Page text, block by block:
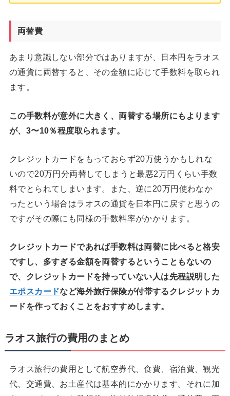
両替費
あまり意識しない部分ではありますが、日本円をラオス
の通貨に両替すると、その金額に応じて手数料を取られ
ます。
この手数料が意外に大きく、両替する場所にもよります
が、3〜10％程度取られます。
クレジットカードをもっておらず20万使うかもしれな
いので20万円分両替してしまうと最悪2万円くらい手数
料でとられてしまいます。また、逆に20万円使わなか
ったという場合はラオスの通貨を日本円に戻すと思うの
ですがその際にも同様の手数料率がかかります。
クレジットカードであれば手数料は両替に比べると格安
ですし、多すぎる金額を両替するということもないの
で、クレジットカードを持っていない人は先程説明した
エポスカードなど海外旅行保険が付帯するクレジットカ
ードを作っておくことをおすすめします。
ラオス旅行の費用のまとめ
ラオス旅行の費用として航空券代、食費、宿泊費、観光
代、交通費、お土産代は基本的にかかります。それに加